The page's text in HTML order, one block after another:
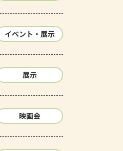
イベント・展示
展示
映画会